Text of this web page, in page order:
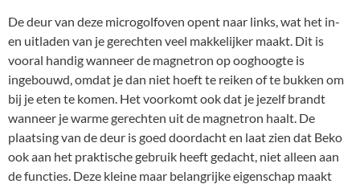
De deur van deze microgolfoven opent naar links, wat het in-
en uitladen van je gerechten veel makkelijker maakt. Dit is
vooral handig wanneer de magnetron op ooghoogte is
ingebouwd, omdat je dan niet hoeft te reiken of te bukken om
bij je eten te komen. Het voorkomt ook dat je jezelf brandt
wanneer je warme gerechten uit de magnetron haalt. De
plaatsing van de deur is goed doordacht en laat zien dat Beko
ook aan het praktische gebruik heeft gedacht, niet alleen aan
de functies. Deze kleine maar belangrijke eigenschap maakt